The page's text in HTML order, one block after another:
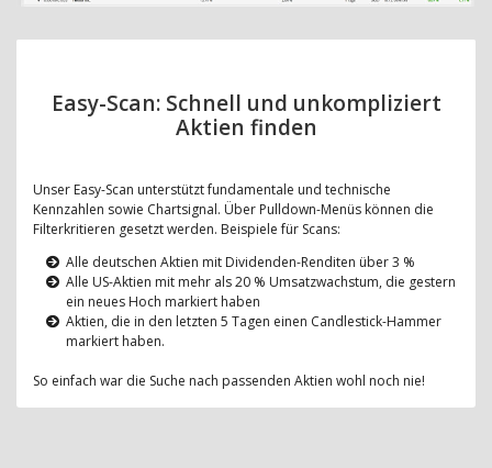
Easy-Scan: Schnell und unkompliziert
Aktien finden
Unser Easy-Scan unterstützt fundamentale und technische
Kennzahlen sowie Chartsignal. Über Pulldown-Menüs können die
Filterkritieren gesetzt werden. Beispiele für Scans:
Alle deutschen Aktien mit Dividenden-Renditen über 3 %
Alle US-Aktien mit mehr als 20 % Umsatzwachstum, die gestern
ein neues Hoch markiert haben
Aktien, die in den letzten 5 Tagen einen Candlestick-Hammer
markiert haben.
So einfach war die Suche nach passenden Aktien wohl noch nie!